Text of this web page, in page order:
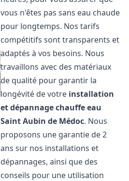
vous n'êtes pas sans eau chaude
pour longtemps. Nos tarifs
compétitifs sont transparents et
adaptés à vos besoins. Nous
travaillons avec des matériaux
de qualité pour garantir la
longévité de votre installation
et dépannage chauffe eau
Saint Aubin de Médoc. Nous
proposons une garantie de 2
ans sur nos installations et
dépannages, ainsi que des
conseils pour une utilisation